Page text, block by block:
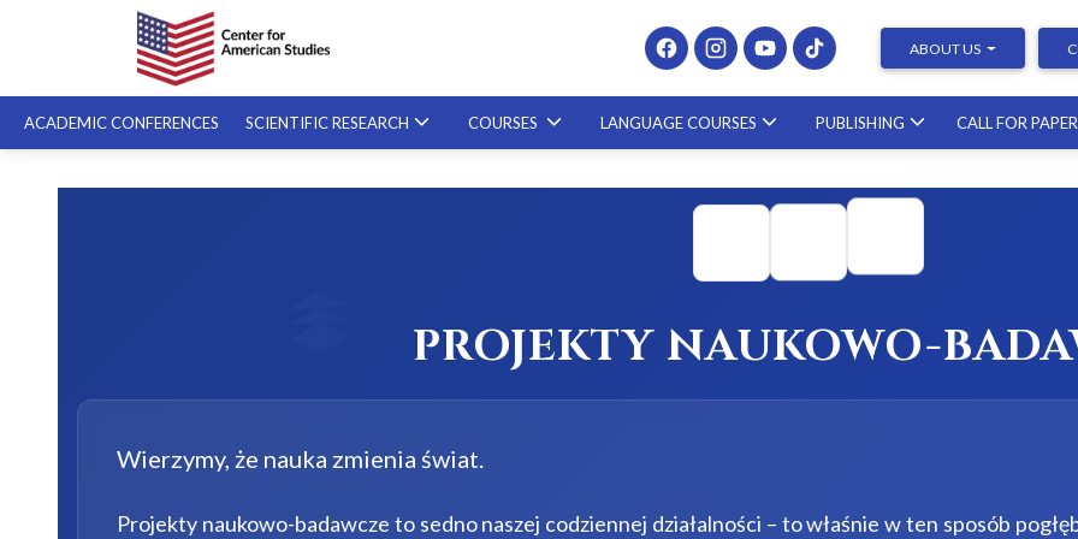
ABOUT US
ACADEMIC CONFERENCES SCIENTIFIC RESEARCH COURSES
SPECIALIZED COURSES
Presenting at Conferences & Publishing Research –
course with a scholar from the United States
LANGUAGE COURSES PUBLISHING CALL FOR
PROJEKTY NAUKOWO-
Wierzymy, że nauka zmienia świat.
Projekty naukowo-badawcze to sedno naszej codziennej działalności – to właśnie w ten sposób